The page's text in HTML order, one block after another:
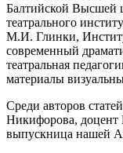
Балтийской Высшей
театрального
М.И. Глинки,
современный
театральная
материалы
Среди авторов
Никифорова, доцент
выпускница нашей